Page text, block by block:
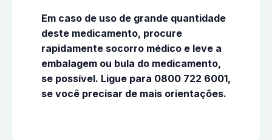
Em caso de uso de grande quantidade
deste medicamento, procure
rapidamente socorro médico e leve a
embalagem ou bula do medicamento,
se possível. Ligue para 0800 722 6001,
se você precisar de mais orientações.